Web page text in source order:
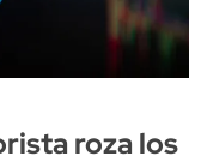
roza los